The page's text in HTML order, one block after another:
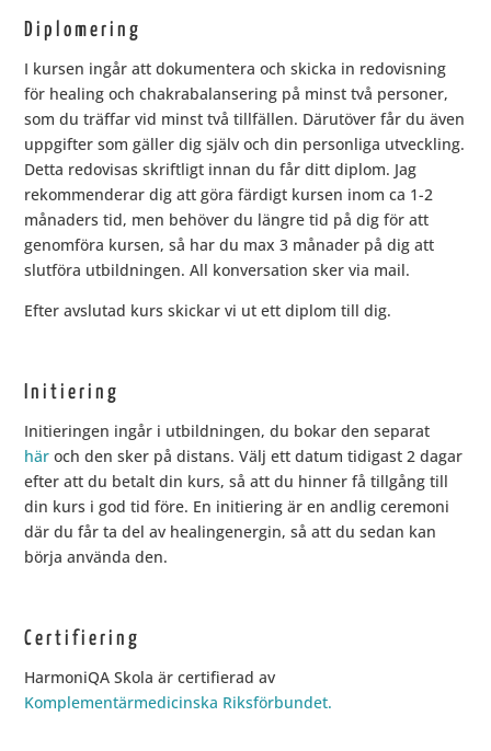
Diplomering
I kursen ingår att dokumentera och skicka in redovisning
för healing och chakrabalansering på minst två personer,
som du träffar vid minst två tillfällen. Därutöver får du även
uppgifter som gäller dig själv och din personliga utveckling.
Detta redovisas skriftligt innan du får ditt diplom. Jag
rekommenderar dig att göra färdigt kursen inom ca 1-2
månaders tid, men behöver du längre tid på dig för att
genomföra kursen, så har du max 3 månader på dig att
slutföra utbildningen. All konversation sker via mail.
Efter avslutad kurs skickar vi ut ett diplom till dig.
Initiering
Initieringen ingår i utbildningen, du bokar den separat
här och den sker på distans. Välj ett datum tidigast 2 dagar
efter att du betalt din kurs, så att du hinner få tillgång till
din kurs i god tid före. En initiering är en andlig ceremoni
där du får ta del av healingenergin, så att du sedan kan
börja använda den.
Certifiering
HarmoniQA Skola är certifierad av
Komplementärmedicinska Riksförbundet.